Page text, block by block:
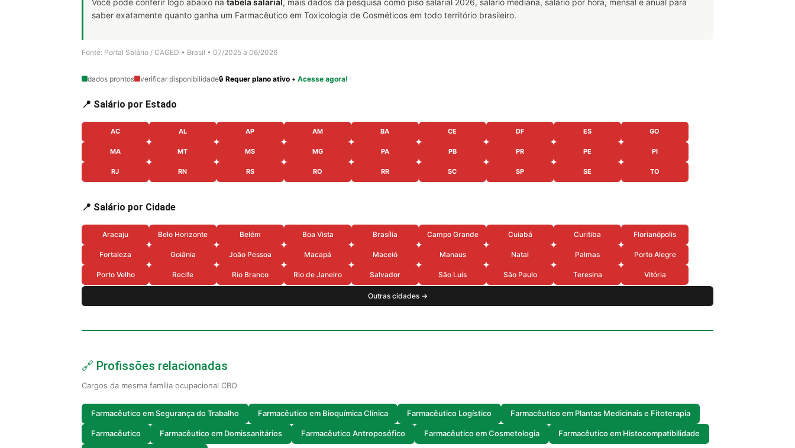
saber exatamente quanto ganha um Farmacêutico em Toxicologia de Cosméticos em todo território brasileiro.
Fonte: Portal Salário / CAGED • Brasil • 07/2025 a 06/2026
dados prontos verificar disponibilidade🔒 Requer plano ativo • Acesse agora!
📍 Salário por Estado
AC AL AP AM BA CE DF ES GO
MA MT MS MG PA PB PR PE PI
RJ RN RS RO RR SC SP SE TO
📍 Salário por Cidade
Aracaju Belo Horizonte Belém Boa Vista Brasília Campo Grande Cuiabá Curitiba Florianópolis
Fortaleza Goiânia João Pessoa Macapá Maceió Manaus Natal Palmas Porto Alegre
Porto Velho Recife Rio Branco Rio de Janeiro Salvador São Luís São Paulo Teresina Vitória
Outras cidades →
🔗 Profissões relacionadas
Cargos da mesma família ocupacional CBO
Farmacêutico em Segurança do Trabalho Farmacêutico em Bioquímica Clínica Farmacêutico Logístico Farmacêutico em Plantas Medicinais e Fitoterapia
Farmacêutico Farmacêutico em Domissanitários Farmacêutico Antroposófico Farmacêutico em Cosmetologia Farmacêutico em Histocompatibilidade